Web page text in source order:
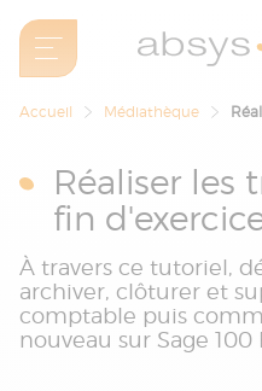
Accueil Médiathèque
Réaliser les
fin
À travers ce tutoriel,
archiver, clôturer et
comptable puis
nouveau sur Sage 100